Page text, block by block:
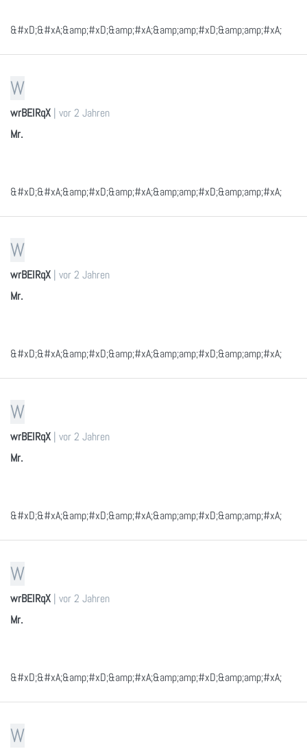
&#xD;&#xA;&amp;#xD;&amp;#xA;&amp;amp;#xD;&amp;amp;#xA;
W
wrBEIRqX | vor 2 Jahren
Mr.
&#xD;&#xA;&amp;#xD;&amp;#xA;&amp;amp;#xD;&amp;amp;#xA;
W
wrBEIRqX | vor 2 Jahren
Mr.
&#xD;&#xA;&amp;#xD;&amp;#xA;&amp;amp;#xD;&amp;amp;#xA;
W
wrBEIRqX | vor 2 Jahren
Mr.
&#xD;&#xA;&amp;#xD;&amp;#xA;&amp;amp;#xD;&amp;amp;#xA;
W
wrBEIRqX | vor 2 Jahren
Mr.
&#xD;&#xA;&amp;#xD;&amp;#xA;&amp;amp;#xD;&amp;amp;#xA;
W